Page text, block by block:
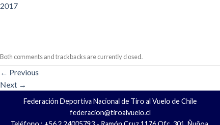
2017
Both comments and trackbacks are currently closed.
← Previous
Next →
Federación Deportiva Nacional de Tiro al Vuelo de Chile
federacion@tiroalvuelo.cl